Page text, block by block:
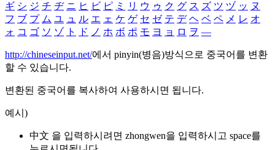
ギ シ ジ チ ヂ ニ ヒ ビ ピ ミ リ ウ ゥ ク グ ス ズ ツ ヅ ッ ヌ
フ ブ プ ム ユ ュ ル エ ェ ケ ゲ セ ゼ テ デ ヘ ベ ペ メ レ オ
ォ コ ゴ ソ ゾ ト ド ノ ホ ボ ポ モ ヨ ョ ロ ヲ ―
http://chineseinput.net/에서 pinyin(병음)방식으로 중국어를 변환
할 수 있습니다.
변환된 중국어를 복사하여 사용하시면 됩니다.
예시)
中文 을 입력하시려면 zhongwen을 입력하시고 space를